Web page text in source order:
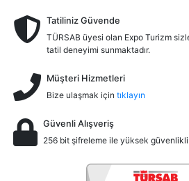
Tatiliniz Güvende
TÜRSAB üyesi olan Expo Turizm
tatil deneyimi sunmaktadır.
Müşteri Hizmetleri
Bize ulaşmak için tıklayın
Güvenli Alışveriş
256 bit şifreleme ile yüksek güvenlikli